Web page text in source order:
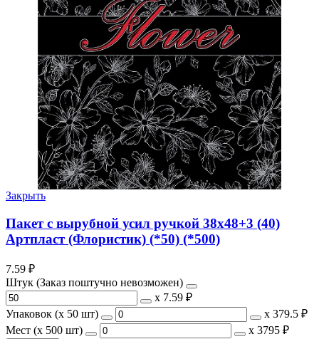
Закрыть
Пакет с вырубной усил ручкой 38х48+3 (40)
Артпласт (Флористик) (*50) (*500)
7.59 ₽
Штук (Заказ поштучно невозможен)
х 7.59 ₽
Упаковок (x 50 шт)
х 379.5 ₽
Мест (x 500 шт)
х 3795 ₽